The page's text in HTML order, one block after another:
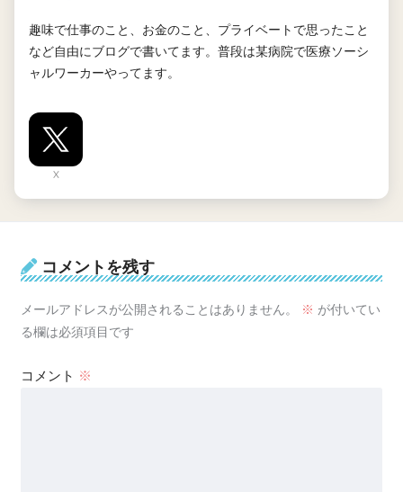
趣味で仕事のこと、お金のこと、プライベートで思ったこと
など自由にブログで書いてます。普段は某病院で医療ソーシ
ャルワーカーやってます。
X
コメントを残す
メールアドレスが公開されることはありません。 ※ が付いてい
る欄は必須項目です
コメント ※